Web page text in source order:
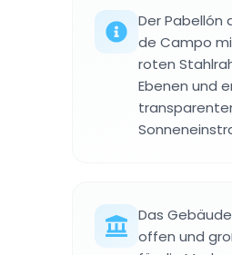
Der Pabellón
de Campo
roten
Ebenen und
Das
offen und